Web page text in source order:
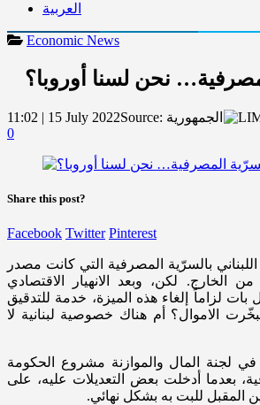
العربية
Economic News
نحن لسنا أوروبا؟
11:02 | 15 July 2022Source: الجمهورية
0
Share this post?
Facebook Twitter Pinterest
بالسرّية المصرفية التي كانت مصدر
الخارج. لكن، وبعد الانهيار الاقتصادي
لزاماً إلغاء هذه الميزة، خدمة للتدقيق
الاموال؟ أم هناك خصوصية لبنانية لا
في لجنة المال والموازنة مشروع الحكومة
بعدما أدخلت بعض التعديلات عليه، على
المقبل للبت به بشكل نهائي.